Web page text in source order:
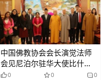
中国佛教协会会长演觉法师
会见尼泊尔驻华大使比什努·
施雷斯塔一行
0 0 0